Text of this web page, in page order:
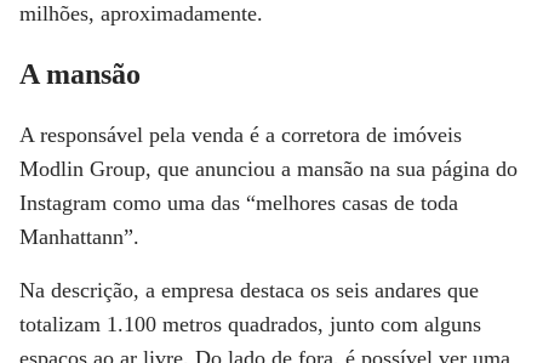
milhões, aproximadamente.
A mansão
A responsável pela venda é a corretora de imóveis
Modlin Group, que anunciou a mansão na sua página do
Instagram como uma das “melhores casas de toda
Manhattann”.
Na descrição, a empresa destaca os seis andares que
totalizam 1.100 metros quadrados, junto com alguns